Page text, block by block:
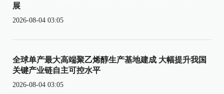
展
2026-08-04 03:05
全球单产最大高端聚乙烯醇生产基地建成 大幅提升我国
关键产业链自主可控水平
2026-08-04 03:05